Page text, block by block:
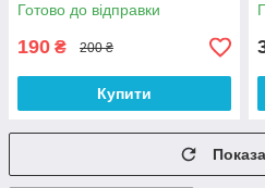
Готово до відправки
190 ₴ 200 ₴
Купити